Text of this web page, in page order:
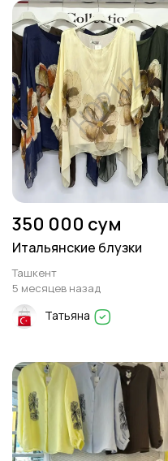
350 000 сум
Итальянские блузки
Ташкент
5 месяцев назад
Татьяна